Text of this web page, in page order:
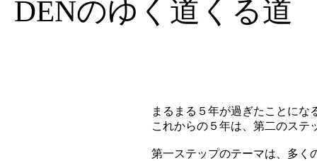
DENのゆく道くる道
まるまる５年が過ぎたことにな
これからの５年は、第二のステ
第一ステップのテーマは、多く